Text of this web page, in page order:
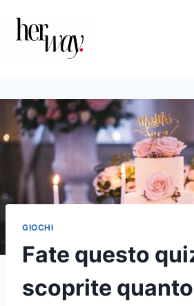
contenuto
GIOCHI
Fate questo
scoprite